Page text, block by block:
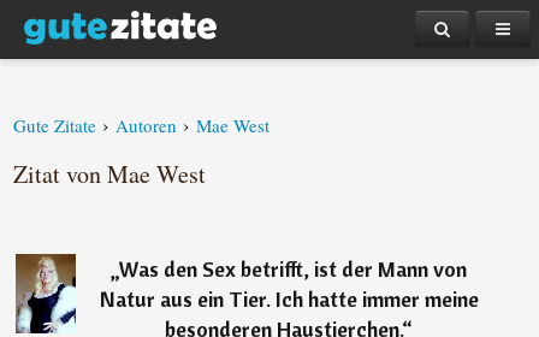
Gute Zitate › Autoren › Mae West
Zitat von Mae West
„Was den Sex betrifft, ist der Mann von
Natur aus ein Tier. Ich hatte immer meine
besonderen Haustierchen.“